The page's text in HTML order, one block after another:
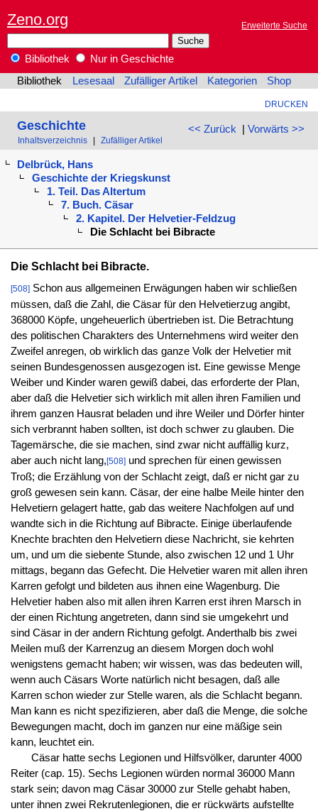
Zeno.org Erweiterte Suche
Bibliothek
Nur in Geschichte
Bibliothek
Lesesaal Zufälliger Artikel Kategorien Shop
DRUCKEN
<< Zurück | Vorwärts >>
Geschichte
Inhaltsverzeichnis Zufälliger Artikel
Delbrück, Hans
Geschichte der Kriegskunst
1. Teil. Das Altertum
7. Buch. Cäsar
2. Kapitel. Der Helvetier-Feldzug
Die Schlacht bei Bibracte
Die Schlacht bei Bibracte.
[508]Schon aus allgemeinen Erwägungen haben wir schließen
müssen, daß die Zahl, die Cäsar für den Helvetierzug angibt,
368000 Köpfe, ungeheuerlich übertrieben ist. Die Betrachtung
des politischen Charakters des Unternehmens wird weiter den
Zweifel anregen, ob wirklich das ganze Volk der Helvetier mit
seinen Bundesgenossen ausgezogen ist. Eine gewisse Menge
Weiber und Kinder waren gewiß dabei, das erforderte der Plan,
aber daß die Helvetier sich wirklich mit allen ihren Familien und
ihrem ganzen Hausrat beladen und ihre Weiler und Dörfer hinter
sich verbrannt haben sollten, ist doch schwer zu glauben. Die
Tagemärsche, die sie machen, sind zwar nicht auffällig kurz,
aber auch nicht lang,[508]und sprechen für einen gewissen
Troß; die Erzählung von der Schlacht zeigt, daß er nicht gar zu
groß gewesen sein kann. Cäsar, der eine halbe Meile hinter den
Helvetiern gelagert hatte, gab das weitere Nachfolgen auf und
wandte sich in die Richtung auf Bibracte. Einige überlaufende
Knechte brachten den Helvetiern diese Nachricht, sie kehrten
um, und um die siebente Stunde, also zwischen 12 und 1 Uhr
mittags, begann das Gefecht. Die Helvetier waren mit allen ihren
Karren gefolgt und bildeten aus ihnen eine Wagenburg. Die
Helvetier haben also mit allen ihren Karren erst ihren Marsch in
der einen Richtung angetreten, dann sind sie umgekehrt und
sind Cäsar in der andern Richtung gefolgt. Anderthalb bis zwei
Meilen muß der Karrenzug an diesem Morgen doch wohl
wenigstens gemacht haben; wir wissen, was das bedeuten will,
wenn auch Cäsars Worte natürlich nicht besagen, daß alle
Karren schon wieder zur Stelle waren, als die Schlacht begann.
Man kann es nicht spezifizieren, aber daß die Menge, die solche
Bewegungen macht, doch im ganzen nur eine mäßige sein
kann, leuchtet ein.
Cäsar hatte sechs Legionen und Hilfsvölker, darunter 4000
Reiter (cap. 15). Sechs Legionen würden normal 36000 Mann
stark sein; davon mag Cäsar 30000 zur Stelle gehabt haben,
unter ihnen zwei Rekrutenlegionen, die er rückwärts aufstellte